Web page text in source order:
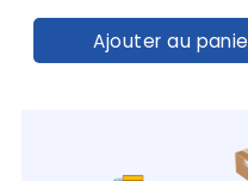
Ajouter au